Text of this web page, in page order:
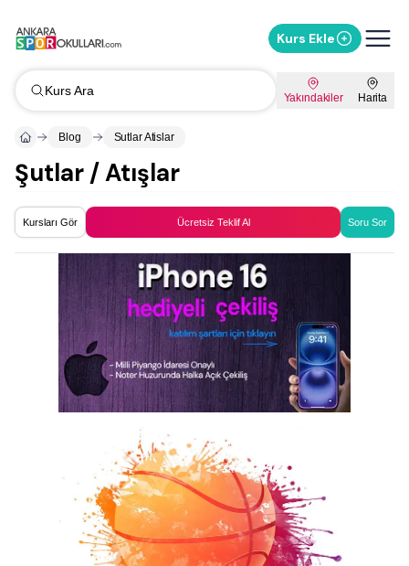
Kurs Ekle
Kurs Ara Yakındakiler Harita
Blog Sutlar Atislar
Şutlar / Atışlar
Kursları Gör Ücretsiz Teklif Al Soru Sor